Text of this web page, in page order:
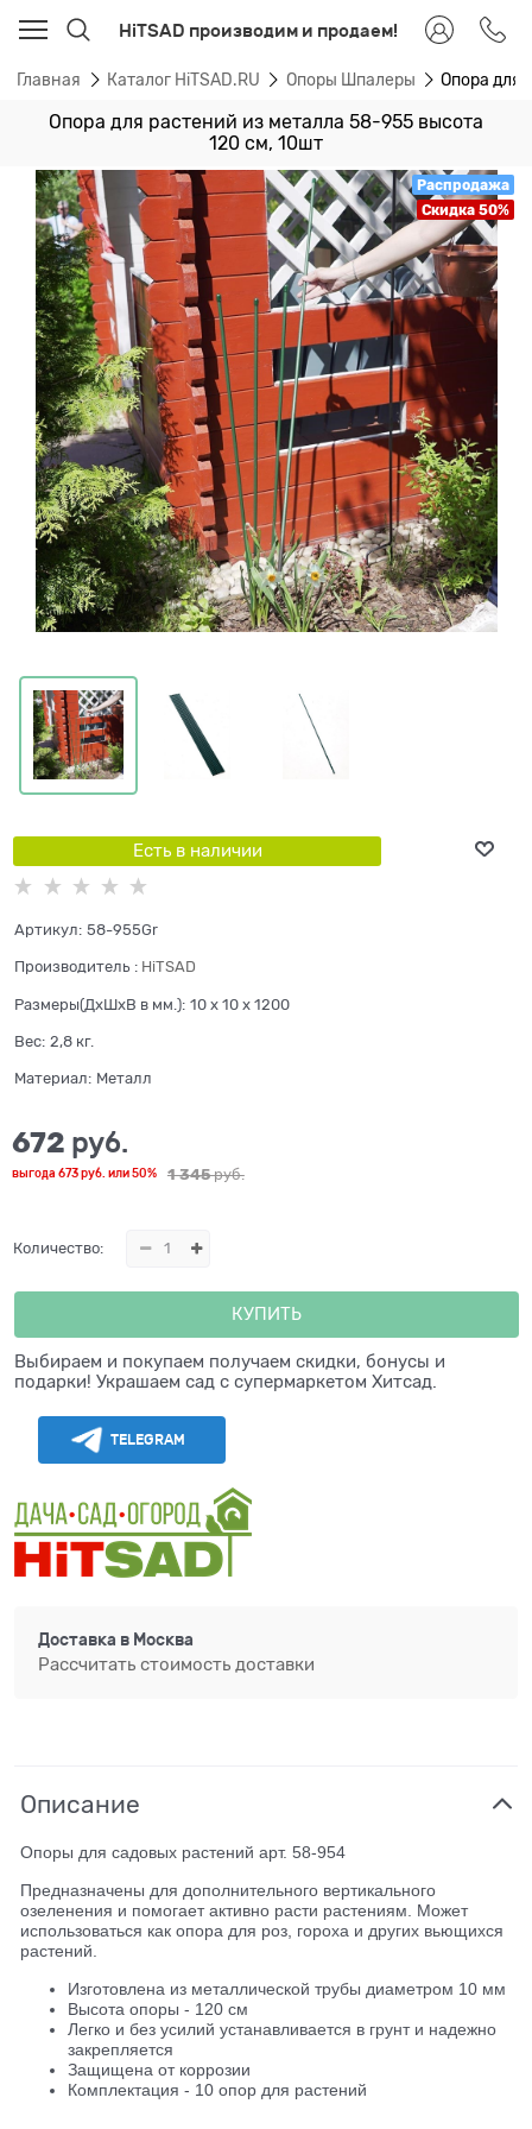
HiTSAD производим и продаем!
Главная Каталог HiTSAD.RU Опоры Шпалеры Опора для
Опора для растений из металла 58-955 высота
120 см, 10шт
Распродажа
Скидка 50%
Есть в наличии
Артикул: 58-955Gr
Производитель : HiTSAD
Размеры(ДхШхВ в мм.): 10 x 10 x 1200
Вес: 2,8 кг.
Материал: Металл
1 345 руб.
672 руб.
выгода 673 руб. или50%
Количество:
КУПИТЬ
Выбираем и покупаем получаем скидки, бонусы и
подарки! Украшаем сад с супермаркетом Хитсад.
TELEGRAM
Доставка в Москва
Рассчитать стоимость доставки
Описание
Опоры для садовых растений арт. 58-954
Предназначены для дополнительного вертикального
озеленения и помогает активно расти растениям. Может
использоваться как опора для роз, гороха и других вьющихся
растений.
Изготовлена из металлической трубы диаметром 10 мм
Высота опоры - 120 см
Легко и без усилий устанавливается в грунт и надежно
закрепляется
Защищена от коррозии
Комплектация - 10 опор для растений